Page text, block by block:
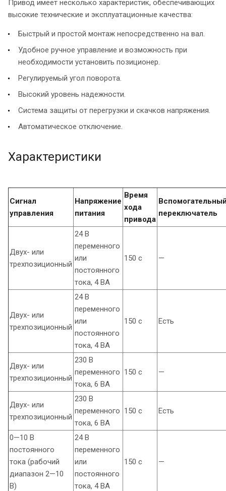
Привод имеет несколько характеристик, обеспечивающих
высокие технические и эксплуатационные качества:
Быстрый и простой монтаж непосредственно на вал.
Удобное ручное управление и возможность при
необходимости установить позиционер.
Регулируемый угол поворота.
Высокий уровень надежности.
Система защиты от перегрузки и скачков напряжения.
Автоматическое отключение.
Характеристики
Сигнал
управления
Напряжение
питания
Время
хода
привода
переключатель
Двух- или
трехпозиционный
24 В
переменного
или
постоянного
тока, 4 ВА
150 с —
Двух- или
трехпозиционный
24 В
переменного
или
постоянного
тока, 4 ВА
150 с Есть
Двух- или
трехпозиционный
230 В
переменного
тока, 6 ВА
150 с —
Двух- или
трехпозиционный
230 В
переменного
тока, 6 ВА
150 с Есть
0—10 В
постоянного
тока (рабочий
диапазон 2—10
В)
24 В
переменного
или
постоянного
тока, 4 ВА
150 с —